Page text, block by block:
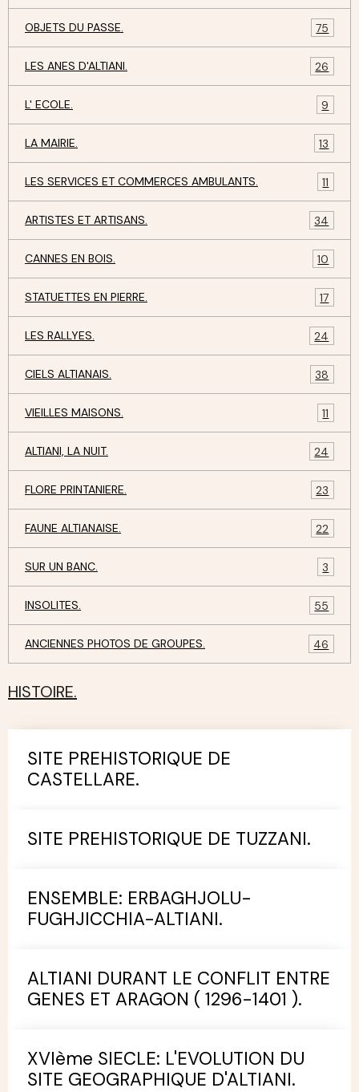
OBJETS DU PASSE. 75
LES ANES D'ALTIANI. 26
L' ECOLE. 9
LA MAIRIE. 13
LES SERVICES ET COMMERCES AMBULANTS. 11
ARTISTES ET ARTISANS. 34
CANNES EN BOIS. 10
STATUETTES EN PIERRE. 17
LES RALLYES. 24
CIELS ALTIANAIS. 38
VIEILLES MAISONS. 11
ALTIANI, LA NUIT. 24
FLORE PRINTANIERE. 23
FAUNE ALTIANAISE. 22
SUR UN BANC. 3
INSOLITES. 55
ANCIENNES PHOTOS DE GROUPES. 46
HISTOIRE.
SITE PREHISTORIQUE DE
CASTELLARE.
SITE PREHISTORIQUE DE TUZZANI.
ENSEMBLE: ERBAGHJOLU-
FUGHJICCHIA-ALTIANI.
ALTIANI DURANT LE CONFLIT ENTRE
GENES ET ARAGON ( 1296-1401 ).
XVIème SIECLE: L'EVOLUTION DU
SITE GEOGRAPHIQUE D'ALTIANI.